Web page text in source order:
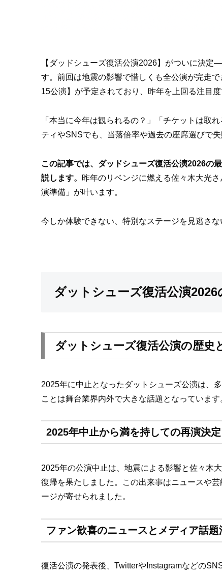
【ダッドシューズ復活公演2026】がついに決
す。前回は地震の影響で惜しくも全公演が完走
15公演】が予定されており、昨年を上回る注目度
「本当に今年は観られるの？」「チケットは取
ティやSNSでも、当落倍率や過去の座席選びで
この記事では、ダッドシューズ復活公演2026の
説します。 昨年のリベンジに燃える佐々木大光
演準備」が叶います。
今しか体験できない、特別なステージを見逃さ
ダットシューズ復活公演
ダットシューズ復活公演の歴史
2025年に中止となったダットシューズ公演は、
ことは舞台業界内外で大きな話題となっていま
2025年中止から満を持しての再演決
2025年の公演中止は、地震による影響と佐々木
復帰を果たしました。この出来事はニュースや
ージが寄せられました。
ファン歓喜のニュースとメディア話題
復活公演の発表後、TwitterやInstagramなどの